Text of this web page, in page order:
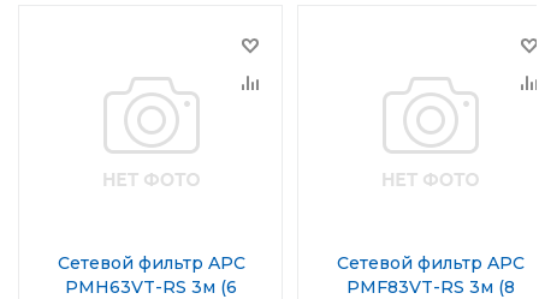
Сетевой фильтр APC
PMH63VT-RS 3м (6
Сетевой фильтр APC
PMF83VT-RS 3м (8